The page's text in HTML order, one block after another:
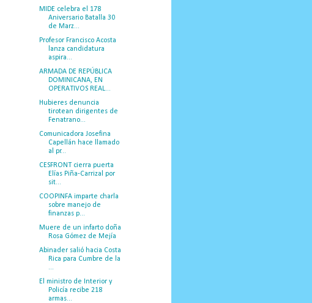
MIDE celebra el 178
Aniversario Batalla 30
de Marz...
Profesor Francisco Acosta
lanza candidatura
aspira...
ARMADA DE REPÚBLICA
DOMINICANA, EN
OPERATIVOS REAL...
Hubieres denuncia
tirotean dirigentes de
Fenatrano...
Comunicadora Josefina
Capellán hace llamado
al pr...
CESFRONT cierra puerta
Elías Piña-Carrizal por
sit...
COOPINFA imparte charla
sobre manejo de
finanzas p...
Muere de un infarto doña
Rosa Gómez de Mejía
Abinader salió hacia Costa
Rica para Cumbre de la
...
El ministro de Interior y
Policía recibe 218
armas...